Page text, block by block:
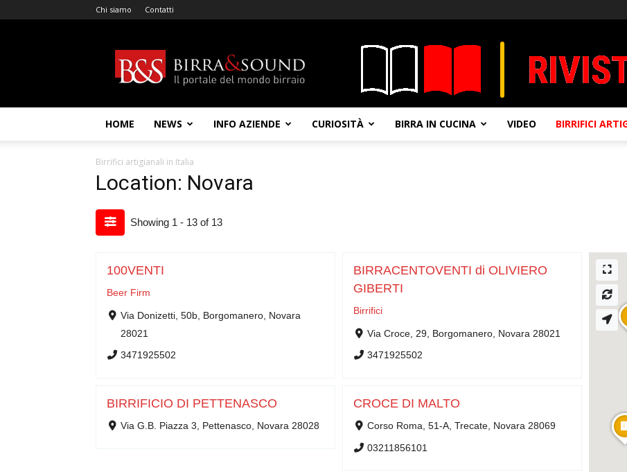
Chi siamo Contatti
&
Sound
HOME NEWS INFO AZIENDE CURIOSITÀ BIRRA IN CUCINA VIDEO BIRRIFICI
Birrifici artigianali in Italia
Location: Novara
Showing 1 - 13 of 13
100VENTI
Beer Firm
Via Donizetti, 50b, Borgomanero, Novara
28021
3471925502
BIRRACENTOVENTI di OLIVIERO
GIBERTI
Birrifici
Via Croce, 29, Borgomanero, Novara 28021
3471925502
BIRRIFICIO DI PETTENASCO
Via G.B. Piazza 3, Pettenasco, Novara 28028
CROCE DI MALTO
Corso Roma, 51-A, Trecate, Novara 28069
03211856101